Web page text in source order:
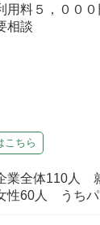
用料５，００
相談
こちら
業全体110人
性60人 うちパ